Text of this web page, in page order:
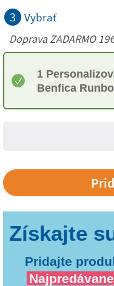
3 Vybrať
Doprava ZADARMO 19€
1
Benfica
Pridajte